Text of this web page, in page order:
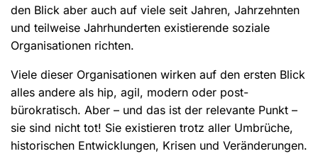
den Blick aber auch auf viele seit Jahren, Jahrzehnten
und teilweise Jahrhunderten existierende soziale
Organisationen richten.
Viele dieser Organisationen wirken auf den ersten Blick
alles andere als hip, agil, modern oder post-
bürokratisch. Aber – und das ist der relevante Punkt –
sie sind nicht tot! Sie existieren trotz aller Umbrüche,
historischen Entwicklungen, Krisen und Veränderungen.